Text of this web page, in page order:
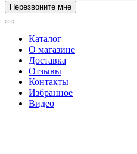
Перезвоните мне
Каталог
О магазине
Доставка
Отзывы
Контакты
Избранное
Видео